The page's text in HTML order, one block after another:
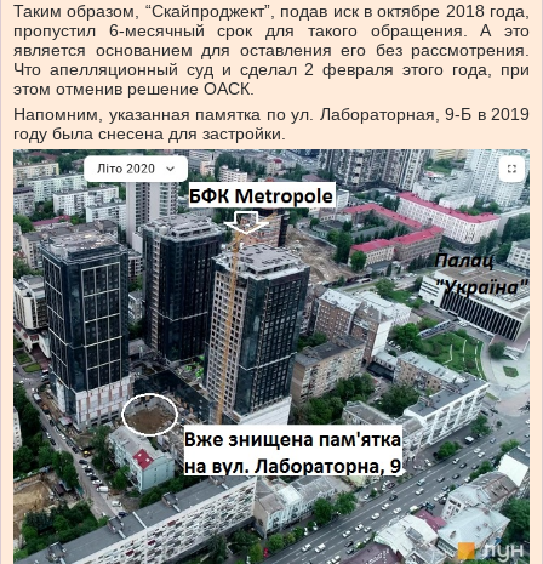
Таким образом, “Скайпроджект”, подав иск в октябре 2018 года,
пропустил 6-месячный срок для такого обращения. А это
является основанием для оставления его без рассмотрения.
Что апелляционный суд и сделал 2 февраля этого года, при
этом отменив решение ОАСК.
Напомним, указанная памятка по ул. Лабораторная, 9-Б в 2019
году была снесена для застройки.